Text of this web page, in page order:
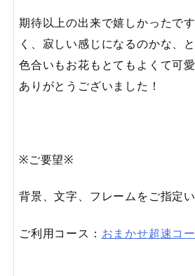
期待以上の出来で嬉しかったで
く、寂しい感じになるのかな、
色合いもお花もとてもよくて可
ありがとうございました！
※ご要望※
背景、文字、フレームをご指定い
ご利用コース： おまかせ超速コ